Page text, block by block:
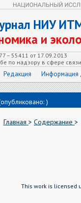
НИУ
и
– 55411 от 17.09.2013
по надзору в сфере
Редакция Информация
)
Главная > Содержание >
This work is licensed